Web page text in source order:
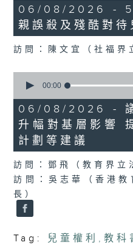
18
minutes,
22
seconds
06/08/2026 - 5
親誤殺及殘酷對
訪問：陳文宜（社福
seconds
20
minutes,
8
seconds
00:00
06/08/2026 - 議
升幅對基層影響
計劃等建議
訪問：鄧飛（教育界立
訪問：吳志華（香港
長）
Tag: 兒童權利 ,教科